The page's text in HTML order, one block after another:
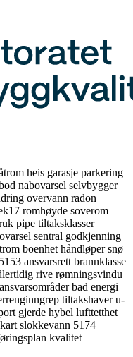
heis garasje parkering
nabovarsel selvbygger
overvann radon
romhøyde soverom
pipe tiltaksklasser
sentral godkjenning
boenhet håndløpersnø
5153 ansvarsrett brannklasse
rive rømningsvindu
ansvarsområderbad energi
tiltakshaveru-
gjerde hybel lufttetthet
slokkevann 5174
kvalitet